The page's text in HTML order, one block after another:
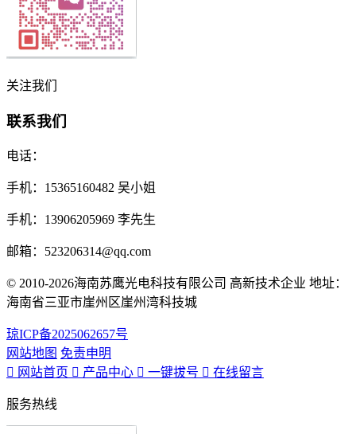
关注我们
联系我们
电话：
手机： 15365160482 吴小姐
手机： 13906205969 李先生
邮箱： 523206314@qq.com
© 2010-2026海南苏鹰光电科技有限公司 高新技术企业 地址：
海南省三亚市崖州区崖州湾科技城
琼ICP备2025062657号
网站地图 免责申明
网站首页
产品中心 一键拔号 在线留言
服务热线